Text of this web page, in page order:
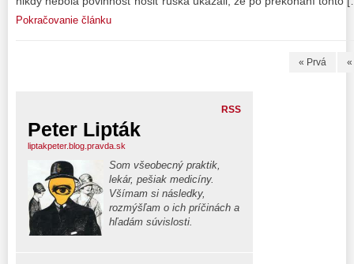
Pokračovanie článku
« Prvá «
RSS
Peter Lipták
liptakpeter.blog.pravda.sk
Som všeobecný praktik,
lekár, pešiak medicíny.
Všímam si následky,
rozmýšľam o ich príčinách a
hľadám súvislosti.